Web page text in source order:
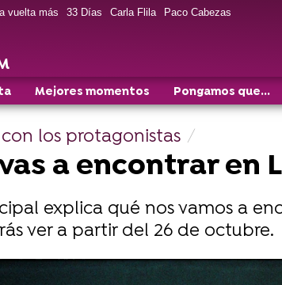
vuelta más 33 Días Carla Flila Paco Cabezas
Mejores momentos Pongamos que...
los protagonistas
a encontrar en
explica qué nos vamos a
ver a partir del 26 de octubre.